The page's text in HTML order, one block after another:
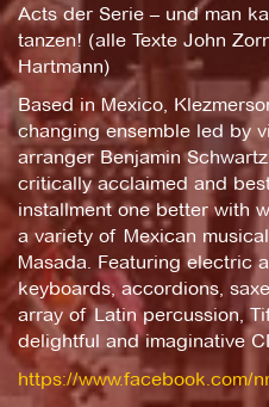
Acts der Serie – und man
tanzen! (alle Texte John
Hartmann)
Based in Mexico,
changing ensemble led by
arranger Benjamin
critically acclaimed and
installment one better with
a variety of Mexican
Masada. Featuring electric
keyboards, accordions,
array of Latin percussion,
delightful and imaginative
https://www.facebook.com/